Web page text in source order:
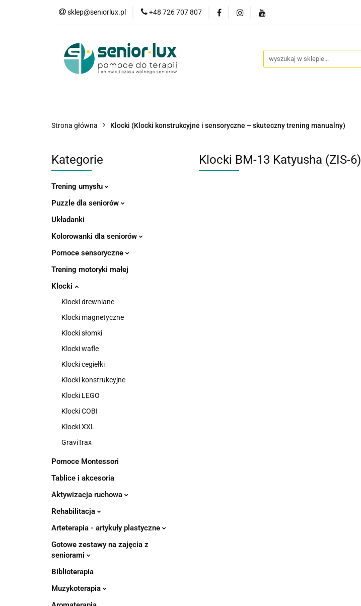
sklep@seniorlux.pl +48 726 707 807
Promocje Nowości
Strona główna Klocki (Klocki konstrukcyjne i sensoryczne – skuteczny trening manualny)
Kategorie
Trening umysłu
Puzzle dla seniorów
Układanki
Kolorowanki dla seniorów
Pomoce sensoryczne
Trening motoryki małej
Klocki
Klocki drewniane
Klocki magnetyczne
Klocki słomki
Klocki wafle
Klocki cegiełki
Klocki konstrukcyjne
Klocki LEGO
Klocki COBI
Klocki XXL
GraviTrax
Pomoce Montessori
Tablice i akcesoria
Aktywizacja ruchowa
Rehabilitacja
Arteterapia - artykuły plastyczne
Gotowe zestawy na zajęcia z
seniorami
Biblioterapia
Muzykoterapia
Klocki BM-13 Katyusha (ZIS-6)